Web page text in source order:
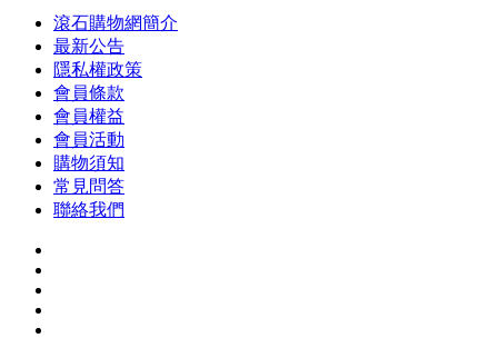
滾石購物網簡介
最新公告
隱私權政策
會員條款
會員權益
會員活動
購物須知
常見問答
聯絡我們